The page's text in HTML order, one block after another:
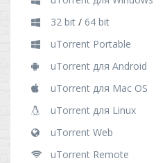
32 bit / 64 bit
uTorrent Portable
uTorrent для Android
uTorrent для Mac OS
uTorrent для Linux
uTorrent Web
uTorrent Remote